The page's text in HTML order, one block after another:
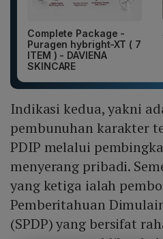
Complete Package -
Puragen hybright-XT ( 7
ITEM ) - DAVIENA
SKINCARE
Indikasi kedua, yakni
pembunuhan karakter
PDIP melalui
menyerang pribadi.
yang ketiga ialah
Pemberitahuan
(SPDP) yang bersifat